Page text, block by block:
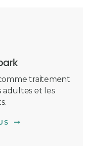
traitement
et les